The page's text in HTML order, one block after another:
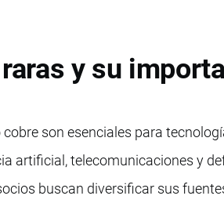
y su
son esenciales para
artificial, telecomunicaciones y
buscan diversificar sus